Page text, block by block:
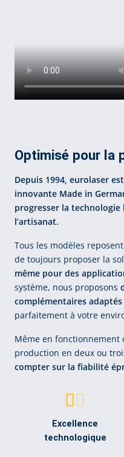
Optimisé pour la
Depuis 1994, eurolaser
innovante Made in
progresser la technologie
l’artisanat.
Tous les modèles
de toujours proposer la
même pour des
système, nous proposons
complémentaires adaptés
parfaitement à votre
Même en fonctionnement
production en deux ou
compter sur la fiabilité
Excellence
technologique